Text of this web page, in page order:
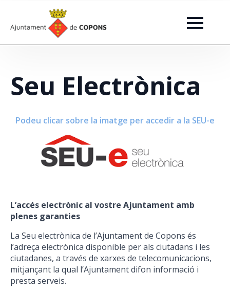
Seu Electrònica
Podeu clicar sobre la imatge per accedir a la SEU-e
L’accés electrònic al vostre Ajuntament amb
plenes garanties
La Seu electrònica de l’Ajuntament de Copons és
l’adreça electrònica disponible per als ciutadans i les
ciutadanes, a través de xarxes de telecomunicacions,
mitjançant la qual l’Ajuntament difon informació i
presta serveis.